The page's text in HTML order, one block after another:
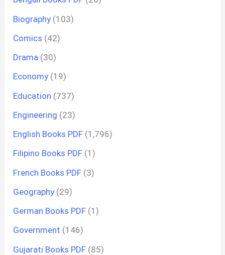
Biography (103)
Comics (42)
Drama (30)
Economy (19)
Education (737)
Engineering (23)
English Books PDF (1,796)
Filipino Books PDF (1)
French Books PDF (3)
Geography (29)
German Books PDF (1)
Government (146)
Gujarati Books PDF (85)